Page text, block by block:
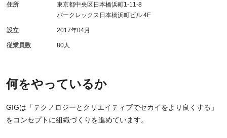
何をやっているか
GIGは「テクノロジーとクリエイティブでセカイをより良くする」
をコンセプトに組織づくりを進めています。
住所
東京都中央区日本橋浜町1-11-8
パークレックス日本橋浜町ビル 4F
設立 2017年04月
従業員数 80人